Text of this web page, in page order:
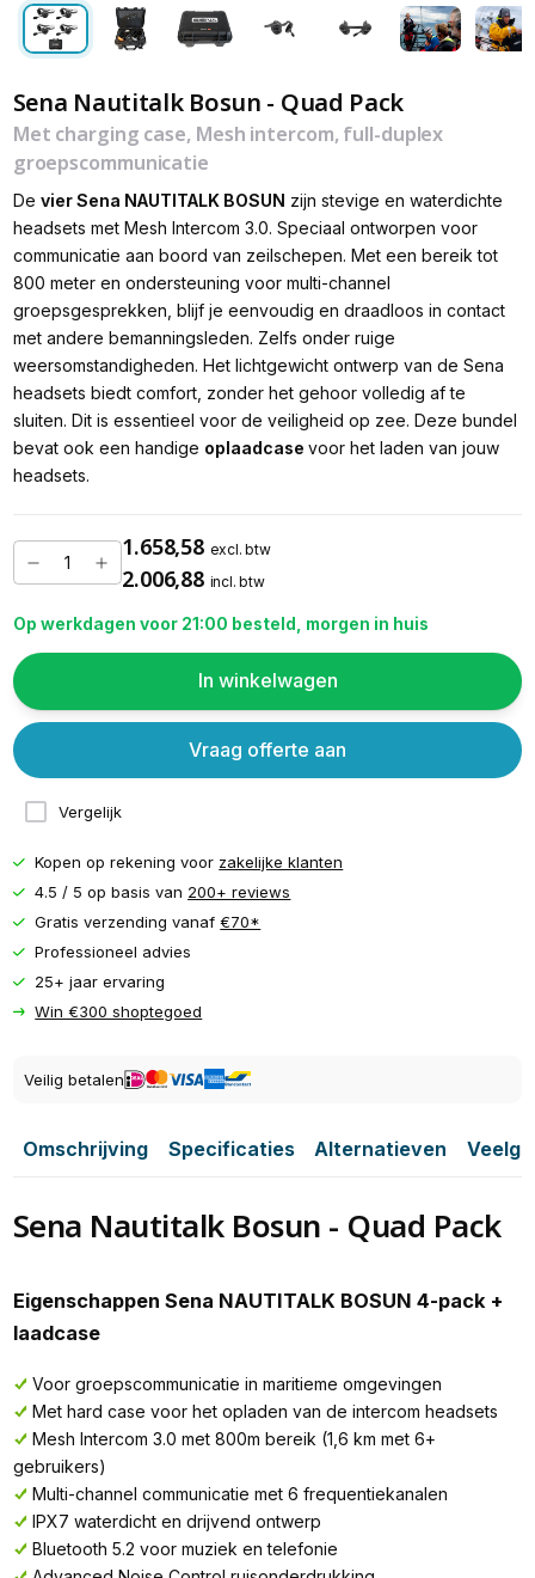
Sena Nautitalk Bosun - Quad Pack
Met charging case, Mesh intercom, full-duplex
groepscommunicatie
De vier Sena NAUTITALK BOSUN zijn stevige en waterdichte
headsets met Mesh Intercom 3.0. Speciaal ontworpen voor
communicatie aan boord van zeilschepen. Met een bereik tot
800 meter en ondersteuning voor multi-channel
groepsgesprekken, blijf je eenvoudig en draadloos in contact
met andere bemanningsleden. Zelfs onder ruige
weersomstandigheden. Het lichtgewicht ontwerp van de Sena
headsets biedt comfort, zonder het gehoor volledig af te
sluiten. Dit is essentieel voor de veiligheid op zee. Deze bundel
bevat ook een handige oplaadcase voor het laden van jouw
headsets.
1.658,58 excl. btw
2.006,88 incl. btw
Op werkdagen voor 21:00 besteld, morgen in huis
In winkelwagen
Vergelijk
Vraag offerte aan
Kopen op rekening voor zakelijke klanten
4.5 / 5 op basis van 200+ reviews
Gratis verzending vanaf€70*
Professioneel advies
25+ jaar ervaring
Win €300 shoptegoed
Veilig betalen
Omschrijving Specificaties Alternatieven
Sena Nautitalk Bosun - Quad Pack
Eigenschappen Sena NAUTITALK BOSUN 4-pack +
laadcase
Voor groepscommunicatie in maritieme omgevingen
Met hard case voor het opladen van de intercom headsets
Mesh Intercom 3.0 met 800m bereik (1,6 km met 6+
gebruikers)
Multi-channel communicatie met 6 frequentiekanalen
IPX7 waterdicht en drijvend ontwerp
Bluetooth 5.2 voor muziek en telefonie